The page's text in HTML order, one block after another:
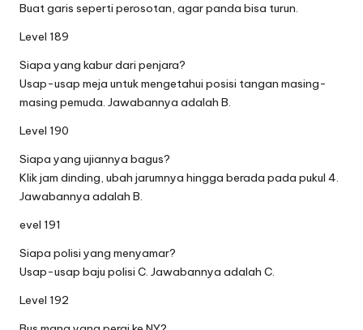
Buat garis seperti perosotan, agar panda bisa turun.
Level 189
Siapa yang kabur dari penjara?
Usap-usap meja untuk mengetahui posisi tangan masing-
masing pemuda. Jawabannya adalah B.
Level 190
Siapa yang ujiannya bagus?
Klik jam dinding, ubah jarumnya hingga berada pada pukul 4.
Jawabannya adalah B.
evel 191
Siapa polisi yang menyamar?
Usap-usap baju polisi C. Jawabannya adalah C.
Level 192